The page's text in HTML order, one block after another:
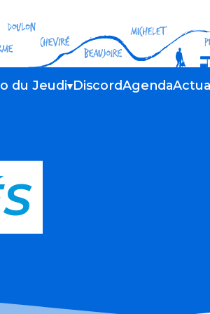
du Jeudi
du cortège
et ses bénévoles
DiscordAgenda